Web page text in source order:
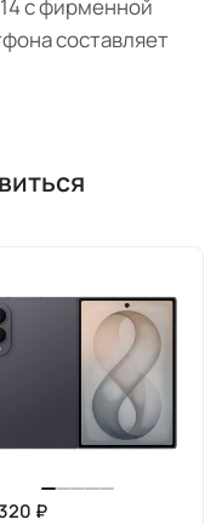
с фирменной
составляет
₽